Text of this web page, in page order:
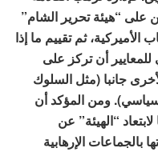
على “هيئة تحرير الشام”
الأميركية، ثم تقييم ما إذا
أن تركز على
جانبا (مثل السلوك
ومن المؤكد أن
“الهيئة” عن
بالجماعات الإرهابية